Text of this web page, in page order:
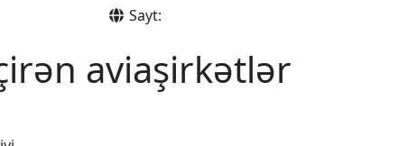
Sayt:
aviaşirkətlər